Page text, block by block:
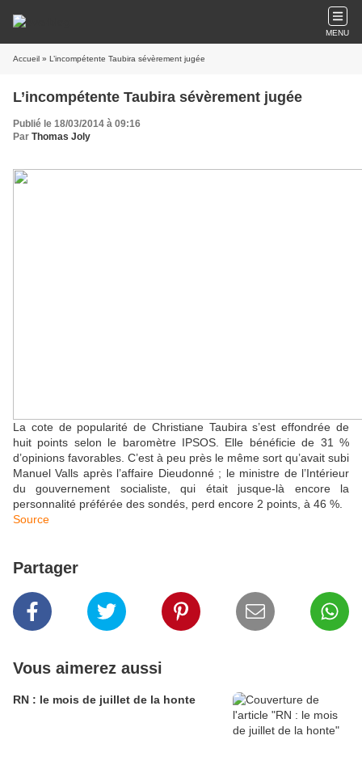
MENU
Accueil » L’incompétente Taubira sévèrement jugée
L’incompétente Taubira sévèrement jugée
Publié le 18/03/2014 à 09:16
Par Thomas Joly
La cote de popularité de Christiane Taubira s’est effondrée de
huit points selon le baromètre IPSOS. Elle bénéficie de 31 %
d’opinions favorables. C’est à peu près le même sort qu’avait subi
Manuel Valls après l’affaire Dieudonné ; le ministre de l’Intérieur
du gouvernement socialiste, qui était jusque-là encore la
personnalité préférée des sondés, perd encore 2 points, à 46 %.
Source
Partager
Vous aimerez aussi
RN : le mois de juillet de la honte